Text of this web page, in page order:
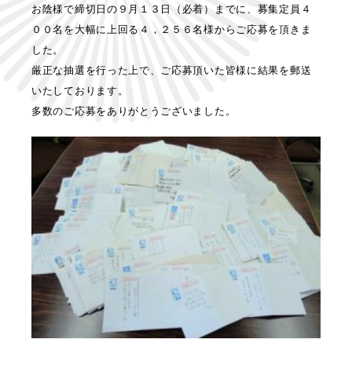
お陰様で締切日の９月１３日（必着）までに、募集定員４
００名を大幅に上回る４，２５６名様からご応募を頂きま
した。
厳正な抽選を行った上で、ご応募頂いた皆様に結果を郵送
いたしております。
多数のご応募をありがとうございました。